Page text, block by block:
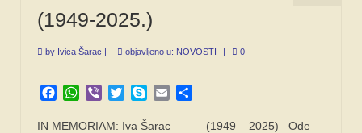
(1949-2025.)
by Ivica Šarac | objavljeno u: NOVOSTI | 0
Facebook
WhatsApp
Viber TwitterSkypeEmail
IN MEMORIAM: Iva Šarac (1949 – 2025) Ode